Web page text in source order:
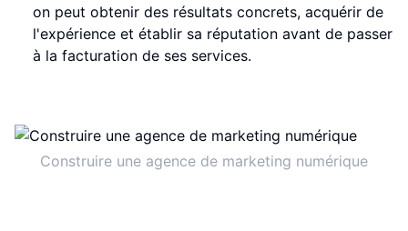
on peut obtenir des résultats concrets, acquérir de
l'expérience et établir sa réputation avant de passer
à la facturation de ses services.
Construire une agence de marketing numérique